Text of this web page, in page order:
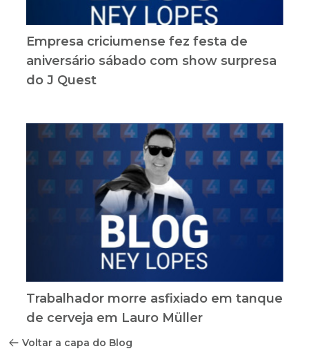
Empresa criciumense fez festa de
aniversário sábado com show surpresa
do J Quest
Trabalhador morre asfixiado em tanque
de cerveja em Lauro Müller
Voltar a capa do Blog